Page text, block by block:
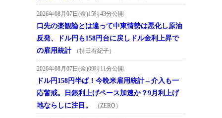
2026年08月07日(金)15時43分公開
口先の楽観論とは違って中東情勢は悪化し原油
反発、ドル円も158円台に戻しドル金利上昇で
の雇用統計
（持田有紀子）
2026年08月07日(金)09時11分公開
ドル円158円半ば！今晩米雇用統計→介入も一
応警戒。日銀利上げペース加速か？9月利上げ
地ならしに注目。
（ZERO）